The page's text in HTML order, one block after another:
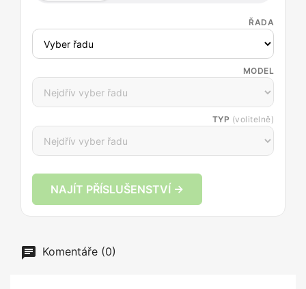
ŘADA
MODEL
TYP (volitelně)
NAJÍT PŘÍSLUŠENSTVÍ →
Komentáře (0)